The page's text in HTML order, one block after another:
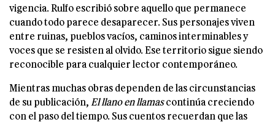
vigencia. Rulfo escribió sobre aquello que permanece
cuando todo parece desaparecer. Sus personajes viven
entre ruinas, pueblos vacíos, caminos interminables y
voces que se resisten al olvido. Ese territorio sigue siendo
reconocible para cualquier lector contemporáneo.
Mientras muchas obras dependen de las circunstancias
de su publicación, El llano en llamascontinúa creciendo
con el paso del tiempo. Sus cuentos recuerdan que las